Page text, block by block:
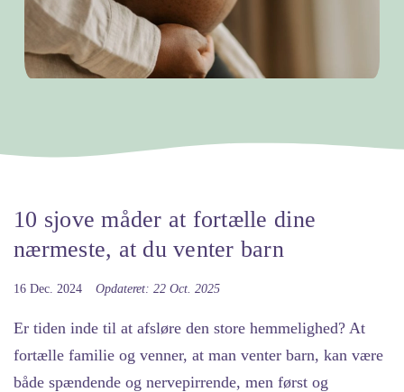
10 sjove måder at fortælle dine
nærmeste, at du venter barn
16 Dec. 2024 Opdateret: 22 Oct. 2025
Er tiden inde til at afsløre den store hemmelighed? At
fortælle familie og venner, at man venter barn, kan være
både spændende og nervepirrende, men først og